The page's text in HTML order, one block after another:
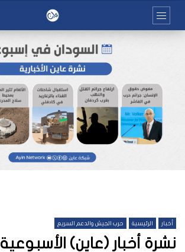
أخبار الرئيسية حرب الجيش والدعم السريع
نشرة أخبار (عاين) الأسبوعية